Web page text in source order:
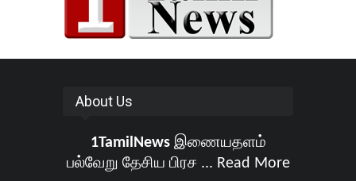
About Us
1TamilNewsஇணையதளம்
பல்வேறு தேசிய பிரச ... Read More